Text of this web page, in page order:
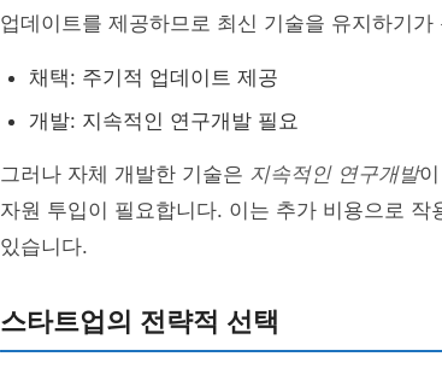
업데이트를 제공하므로 최신 기술을 유지하기가
채택: 주기적 업데이트 제공
개발: 지속적인 연구개발 필요
그러나 자체 개발한 기술은 지속적인 연구개발
자원 투입이 필요합니다. 이는 추가 비용으로
있습니다.
스타트업의 전략적 선택